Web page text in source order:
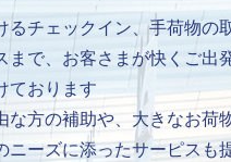
るチェックイン、手荷物の
まで、お客さまが快くご出
ております
な方の補助や、大きなお荷
ニーズに添ったサーピスも